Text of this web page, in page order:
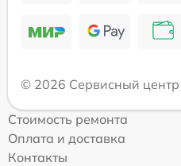
© 2026 Сервисный центр
Стоимость ремонта
Оплата и доставка
Контакты